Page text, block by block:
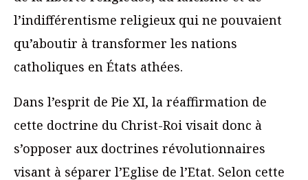
l’indifférentisme religieux qui ne pouvaient
qu’aboutir à transformer les nations
catholiques en États athées.
Dans l’esprit de Pie XI, la réaffirmation de
cette doctrine du Christ-Roi visait donc à
s’opposer aux doctrines révolutionnaires
visant à séparer l’Eglise de l’Etat. Selon cette